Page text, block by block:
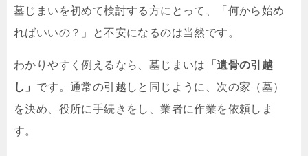
墓じまいを初めて検討する方にとって、「何から始め
ればいいの？」と不安になるのは当然です。
わかりやすく例えるなら、墓じまいは
「遺骨の引越
し」 です。通常の引越しと同じように、次の家（墓）
を決め、役所に手続きをし、業者に作業を依頼しま
す。